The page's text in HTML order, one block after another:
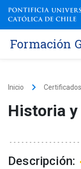
Skip
content
Formación
Inicio keyboard_arrow_right
Historia
Descripción: